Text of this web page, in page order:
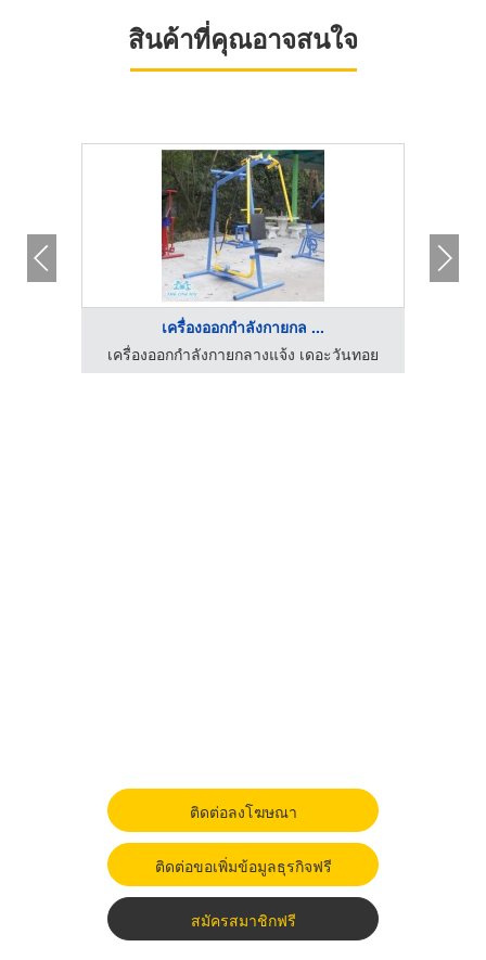
สินค้าที่คุณอาจสนใจ
เครื่องออกกำลังกายกล ...
เครื่องออกกำลังกายกลางแจ้ง เดอะวันทอย
ติดต่อลงโฆษณา
ติดต่อขอเพิ่มข้อมูลธุรกิจฟรี
สมัครสมาชิกฟรี